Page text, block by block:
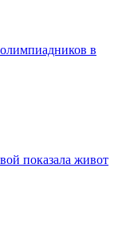
в
показала живот